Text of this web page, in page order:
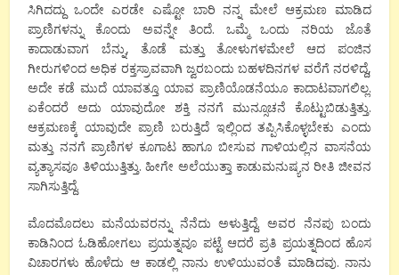
ಸಿಗಿದದ್ದು ಒಂದೇ ಎರಡೇ ಎಷ್ಟೋ ಬಾರಿ ನನ್ನ ಮೇಲೆ ಆಕ್ರಮಣ ಮಾಡಿದ
ಪ್ರಾಣಿಗಳನ್ನು ಕೊಂದು ಅವನ್ನೇ ತಿಂದೆ. ಒಮ್ಮೆ ಒಂದು ನರಿಯ ಜೊತೆ
ಕಾದಾಡುವಾಗ ಬೆನ್ನು, ತೊಡೆ ಮತ್ತು ತೋಳುಗಳಮೇಲೆ ಆದ ಪಂಜಿನ
ಗೀರುಗಳಿಂದ ಅಧಿಕ ರಕ್ತಸ್ರಾವವಾಗಿ ಜ್ವರಬಂದು ಬಹಳದಿನಗಳ ವರೆಗೆ ನರಳಿದ್ದೆ,
ಅದೇ ಕಡೆ ಮುದೆ ಯಾವತ್ತೂ ಯಾವ ಪ್ರಾಣಿಯೊಡನೆಯೂ ಕಾದಾಟವಾಗಲಿಲ್ಲ.
ಏಕೆಂದರೆ ಅದು ಯಾವುದೋ ಶಕ್ತಿ ನನಗೆ ಮುನ್ಸೂಚನೆ ಕೊಟ್ಟುಬಿಡುತ್ತಿತ್ತು.
ಆಕ್ರಮಣಕ್ಕೆ ಯಾವುದೇ ಪ್ರಾಣಿ ಬರುತ್ತಿದೆ ಇಲ್ಲಿಂದ ತಪ್ಪಿಸಿಕೊಳ್ಳಬೇಕು ಎಂದು
ಮತ್ತು ನನಗೆ ಪ್ರಾಣಿಗಳ ಕೂಗಾಟ ಹಾಗೂ ಬೀಸುವ ಗಾಳಿಯಲ್ಲಿನ ವಾಸನೆಯ
ವ್ಯತ್ಯಾಸವೂ ತಿಳಿಯುತ್ತಿತ್ತು. ಹೀಗೇ ಅಲೆಯುತ್ತಾ ಕಾಡುಮನುಷ್ಯನ ರೀತಿ ಜೀವನ
ಸಾಗಿಸುತ್ತಿದ್ದೆ.
ಮೊದಮೊದಲು ಮನೆಯವರನ್ನು ನೆನೆದು ಅಳುತ್ತಿದ್ದೆ. ಅವರ ನೆನಪು ಬಂದು
ಕಾಡಿನಿಂದ ಓಡಿಹೋಗಲು ಪ್ರಯತ್ನವೂ ಪಟ್ಟೆ ಆದರೆ ಪ್ರತಿ ಪ್ರಯತ್ನದಿಂದ ಹೊಸ
ವಿಚಾರಗಳು ಹೊಳೆದು ಆ ಕಾಡಲ್ಲಿ ನಾನು ಉಳಿಯುವಂತೆ ಮಾಡಿದವು. ನಾನು